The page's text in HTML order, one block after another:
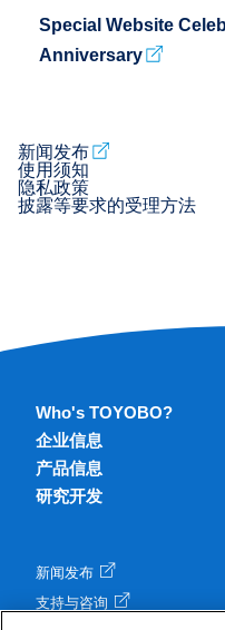
Special Website
Anniversary
新闻发布
使用须知
隐私政策
披露等要求的受理方法
Who's TOYOBO?
企业信息
产品信息
研究开发
新闻发布
支持与咨询